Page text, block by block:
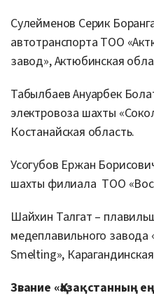
Сулейменов Серик
автотранспорта ТОО
завод», Актюбинская
Табылбаев Ануарбек
электровоза шахты
Костанайская область.
Усогубов Ержан
шахты филиала ТОО
Шайхин Талгат –
медеплавильного завода
Smelting»,
Звание «Қазақстанның